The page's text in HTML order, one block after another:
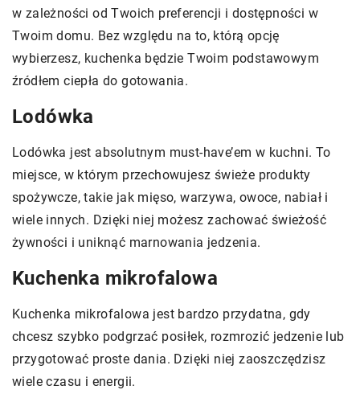
w zależności od Twoich preferencji i dostępności w
Twoim domu. Bez względu na to, którą opcję
wybierzesz, kuchenka będzie Twoim podstawowym
źródłem ciepła do gotowania.
Lodówka
Lodówka jest absolutnym must-have’em w kuchni. To
miejsce, w którym przechowujesz świeże produkty
spożywcze, takie jak mięso, warzywa, owoce, nabiał i
wiele innych. Dzięki niej możesz zachować świeżość
żywności i uniknąć marnowania jedzenia.
Kuchenka mikrofalowa
Kuchenka mikrofalowa jest bardzo przydatna, gdy
chcesz szybko podgrzać posiłek, rozmrozić jedzenie lub
przygotować proste dania. Dzięki niej zaoszczędzisz
wiele czasu i energii.